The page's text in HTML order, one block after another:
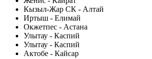
Кызыл-Жар СК - Алтай
Иртыш - Елимай
Окжетпес - Астана
Улытау - Каспий
Улытау - Каспий
Актобе - Кайсар